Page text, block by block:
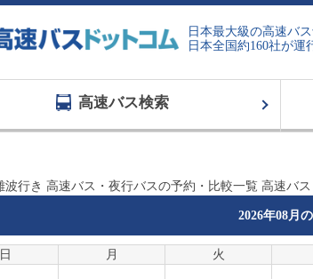
日本最大級の高速バ
日本全国約160社が運
高速バス検索
行き 高速バス・夜行バスの予約・比較一覧 高速バ
2026年08月の
日 月 火